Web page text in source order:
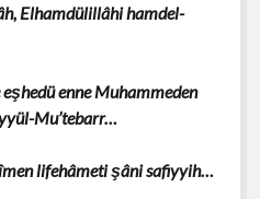
Elhamdülillâhi hamdel-
enne Muhammeden
Mu’tebarr…
lifehâmeti şâni safiyyih…